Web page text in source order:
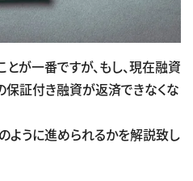
が一番ですが、もし、現在融資
証付き融資が返済できなくな
ように進められるかを解説致し